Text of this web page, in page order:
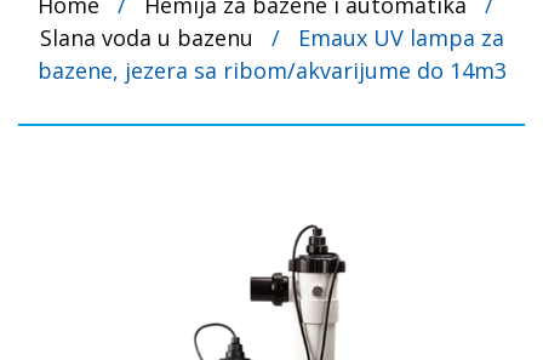
Slana voda u bazenu
/
Emaux UV lampa za
bazene, jezera sa ribom/akvarijume do 14m3